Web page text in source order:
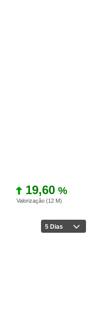
19,60 %
Valorização (12 M)
5 Dias